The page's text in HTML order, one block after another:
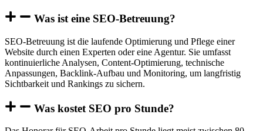
Was ist eine SEO-Betreuung?
SEO-Betreuung ist die laufende Optimierung und Pflege einer
Website durch einen Experten oder eine Agentur. Sie umfasst
kontinuierliche Analysen, Content-Optimierung, technische
Anpassungen, Backlink-Aufbau und Monitoring, um langfristig
Sichtbarkeit und Rankings zu sichern.
Was kostet SEO pro Stunde?